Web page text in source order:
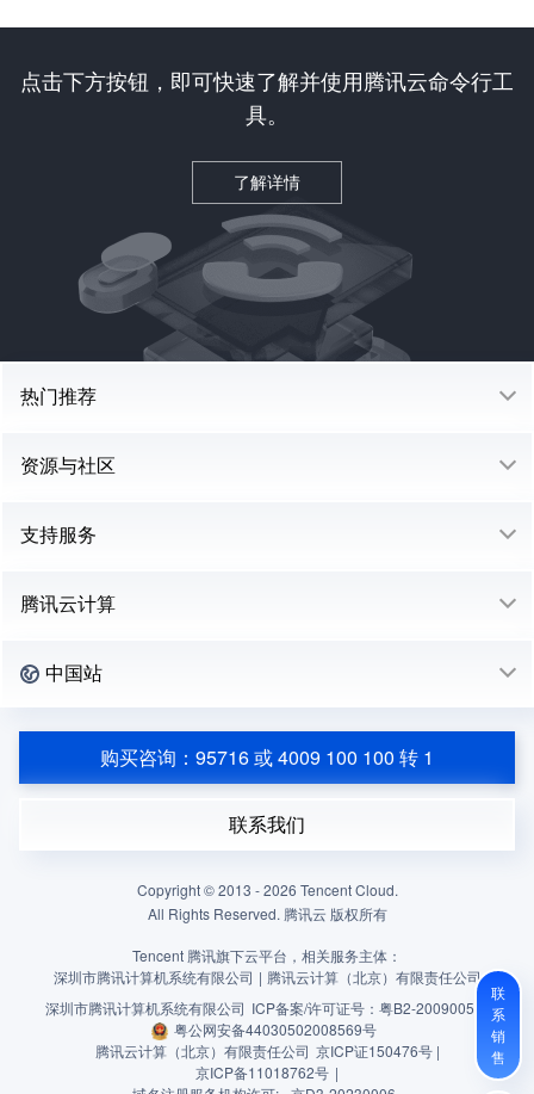
点击下方按钮，即可快速了解并使用腾讯云命令行工
具。
了解详情
热门推荐
资源与社区
支持服务
腾讯云计算
中国站
购买咨询：95716 或 4009 100 100 转 1
联系我们
Copyright © 2013 -2026 Tencent Cloud.
All Rights Reserved. 腾讯云 版权所有
Tencent 腾讯旗下云平台，相关服务主体：
深圳市腾讯计算机系统有限公司 | 腾讯云计算（北京）有限责任公司
深圳市腾讯计算机系统有限公司 ICP备案/许可证号： 粤B2-20090059
粤公网安备44030502008569号
腾讯云计算（北京）有限责任公司 京ICP证150476号 |
京ICP备11018762号 |
联
系
销
售